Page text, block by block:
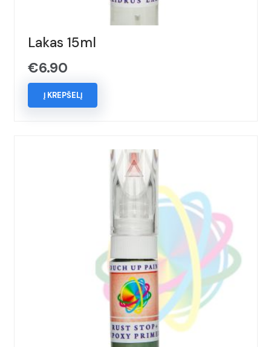
Lakas 15ml
€6.90
Į KREPŠELĮ